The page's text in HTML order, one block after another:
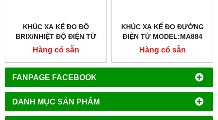
FANPAGE FACEBOOK
DANH MỤC SẢN PHẨM
KHÚC XẠ KẾ ĐO ĐỘ
BRIX/NHIỆT ĐỘ ĐIỆN TỬ
MODEL:MA882
Hàng có sẵn
KHÚC XẠ KẾ ĐO ĐƯỜNG
ĐIỆN TỬ MODEL:MA884
Hàng có sẵn